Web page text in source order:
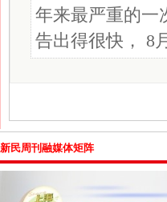
年来最严重的
告出得很快， 8
新民周刊融媒体矩阵